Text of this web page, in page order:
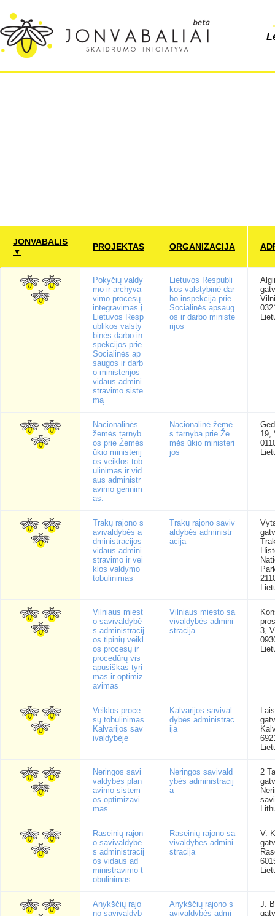
JONVABALIS
▼
PROJEKTAS ORGANIZACIJA
Pokyčių valdy
mo ir archyva
vimo procesų
integravimas į
Lietuvos Resp
ublikos valsty
binės darbo in
spekcijos prie
Socialinės ap
saugos ir darb
o ministerijos
vidaus admini
stravimo siste
mą
Lietuvos Respubli
kos valstybinė dar
bo inspekcija prie
Socialinės apsaug
os ir darbo ministe
rijos
Nacionalinės
žemės tarnyb
os prie Žemės
ūkio ministerij
os veiklos tob
ulinimas ir vid
aus administr
avimo gerinim
as.
Nacionalinė žemė
s tarnyba prie Že
mės ūkio ministeri
jos
19,
Trakų rajono s
avivaldybės a
dministracijos
vidaus admini
stravimo ir vei
klos valdymo
tobulinimas
Trakų rajono saviv
aldybės administr
acija
Vilniaus miest
o savivaldybė
s administracij
os tipinių veikl
os procesų ir
procedūrų vis
apusiškas tyri
mas ir optimiz
avimas
Vilniaus miesto sa
vivaldybės admini
stracija
3,
Veiklos proce
sų tobulinimas
Kalvarijos sav
ivaldybėje
Kalvarijos savival
dybės administrac
ija
Neringos savi
valdybės plan
avimo sistem
os optimizavi
mas
Neringos savivald
ybės administracij
a
2
Raseinių rajon
o savivaldybė
s administracij
os vidaus ad
ministravimo t
obulinimas
Raseinių rajono sa
vivaldybės admini
stracija
V.
Anykščių rajo
no savivaldyb
Anykščių rajono s
avivaldybės admi
J.